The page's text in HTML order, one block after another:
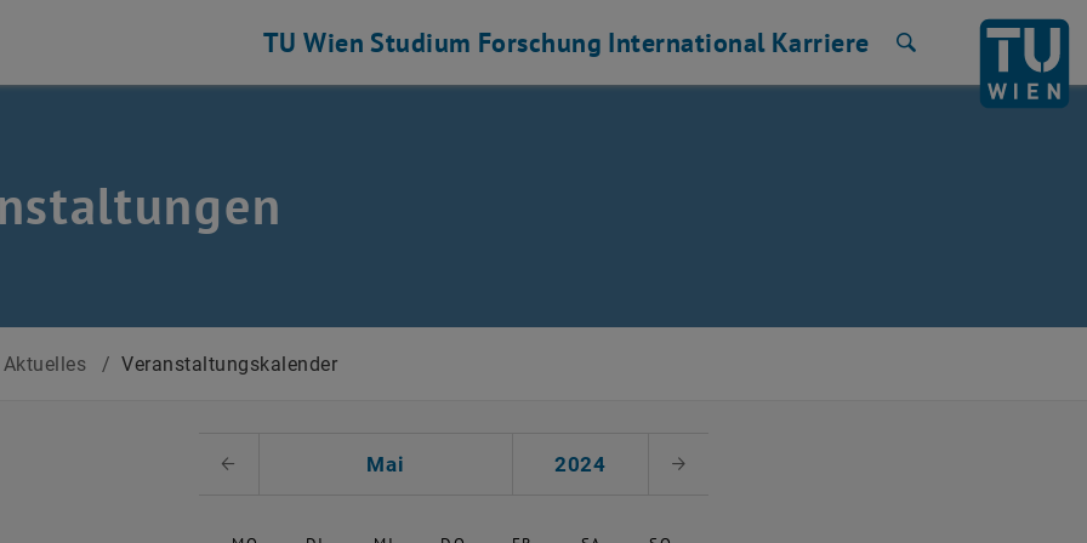
TU Wien Studium Forschung International Karriere
Aktuelles / Veranstaltungskalender
Mai 2024 Nächster Monat